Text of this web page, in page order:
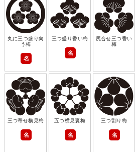
丸に三つ盛り向
う梅
名
三つ盛り香い梅
名
尻合せ三つ香い
梅
三つ寄せ横見梅
名
五つ横見裏梅
名
三つ割り梅
名